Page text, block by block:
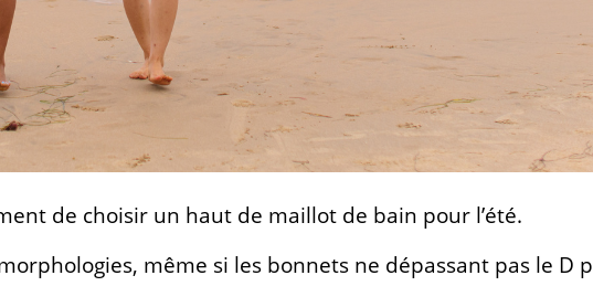
de choisir un haut de maillot de bain pour l’été.
même si les bonnets ne dépassant pas le D